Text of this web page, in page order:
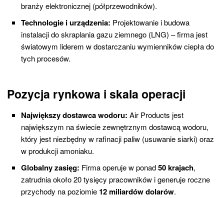
branży elektronicznej (półprzewodników).
Technologie i urządzenia: Projektowanie i budowa
instalacji do skraplania gazu ziemnego (LNG) – firma jest
światowym liderem w dostarczaniu wymienników ciepła do
tych procesów.
Pozycja rynkowa i skala operacji
Największy dostawca wodoru: Air Products jest
największym na świecie zewnętrznym dostawcą wodoru,
który jest niezbędny w rafinacji paliw (usuwanie siarki) oraz
w produkcji amoniaku.
Globalny zasięg: Firma operuje w ponad50 krajach,
zatrudnia około 20 tysięcy pracowników i generuje roczne
przychody na poziomie 12 miliardów dolarów.